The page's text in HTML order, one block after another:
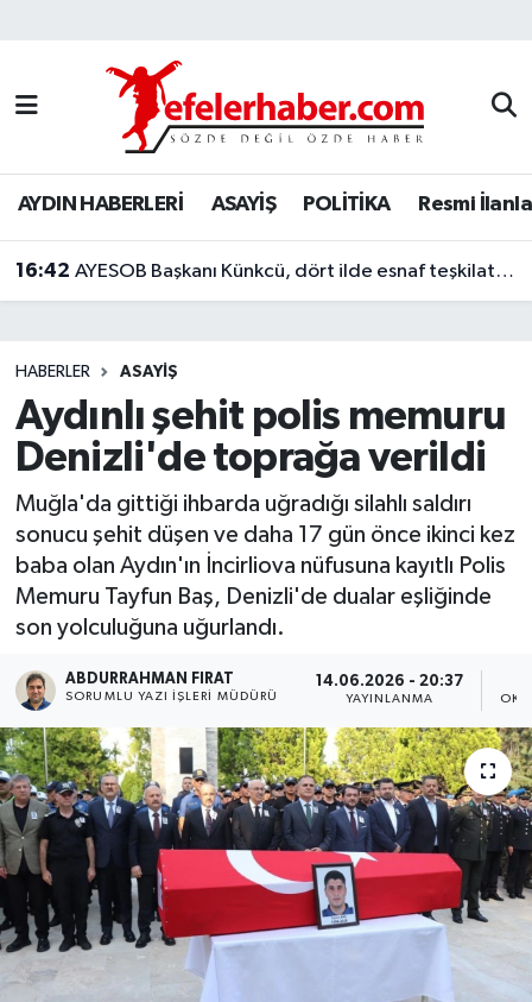
AYDIN HABERLERİ ASAYİŞ POLİTİKA Resmi
16:42 AYESOB Başkanı Künkcü, dört ilde esnaf teşkilatlarıyla buluştu
HABERLER ASAYİŞ
Aydınlı şehit polis memuru
Denizli'de toprağa verildi
Muğla'da gittiği ihbarda uğradığı silahlı saldırı
sonucu şehit düşen ve daha 17 gün önce ikinci kez
baba olan Aydın'ın İncirliova nüfusuna kayıtlı Polis
Memuru Tayfun Baş, Denizli'de dualar eşliğinde
son yolculuğuna uğurlandı.
ABDURRAHMAN FIRAT
SORUMLU YAZI İŞLERI MÜDÜRÜ
14.06.2026 - 20:37
YAYINLANMA
Nöbetçi Eczaneler
Hava Durumu
Aydin Namaz Vakitleri
Trafik Durumu
Son Dakika Haberleri
Haber Arşivi